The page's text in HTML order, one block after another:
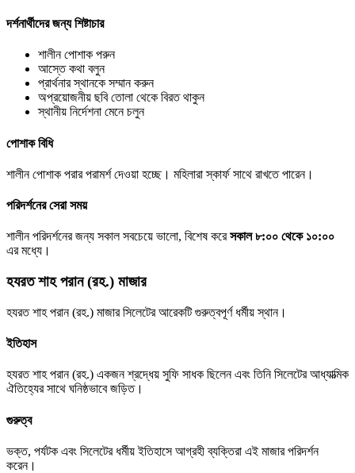
দর্শনার্থীদের জন্য শিষ্টাচার
শালীন পোশাক পরুন
আস্তে কথা বলুন
প্রার্থনার স্থানকে সম্মান করুন
অপ্রয়োজনীয় ছবি তোলা থেকে বিরত থাকুন
স্থানীয় নির্দেশনা মেনে চলুন
পোশাক বিধি
শালীন পোশাক পরার পরামর্শ দেওয়া হচ্ছে। মহিলারা স্কার্ফ সাথে রাখতে পারেন।
পরিদর্শনের সেরা সময়
শালীন পরিদর্শনের জন্য সকাল সবচেয়ে ভালো, বিশেষ করেসকাল ৮:০০ থেকে ১০:০০
এর মধ্যে।
হযরত শাহ পরান (রহ.) মাজার
হযরত শাহ পরান (রহ.) মাজার সিলেটের আরেকটি গুরুত্বপূর্ণ ধর্মীয় স্থান।
ইতিহাস
হযরত শাহ পরান (রহ.) একজন শ্রদ্ধেয় সুফি সাধক ছিলেন এবং তিনি সিলেটের আধ্যাত্মিক
ঐতিহ্যের সাথে ঘনিষ্ঠভাবে জড়িত।
গুরুত্ব
ভক্ত, পর্যটক এবং সিলেটের ধর্মীয় ইতিহাসে আগ্রহী ব্যক্তিরা এই মাজার পরিদর্শন
করেন।